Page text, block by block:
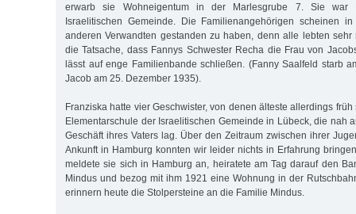
erwarb sie Wohneigentum in der Marlesgrube 7. Sie war
Israelitischen Gemeinde. Die Familienangehörigen scheinen
anderen Verwandten gestanden zu haben, denn alle lebten sehr
die Tatsache, dass Fannys Schwester Recha die Frau von
lässt auf enge Familienbande schließen. (Fanny Saalfeld starb
Jacob am 25. Dezember 1935).
Franziska hatte vier Geschwister, von denen älteste allerdings
Elementarschule der Israelitischen Gemeinde in Lübeck, die nah
Geschäft ihres Vaters lag. Über den Zeitraum zwischen ihrer
Ankunft in Hamburg konnten wir leider nichts in Erfahrung
meldete sie sich in Hamburg an, heiratete am Tag darauf den
Mindus und bezog mit ihm 1921 eine Wohnung in der
erinnern heute die Stolpersteine an die Familie Mindus.